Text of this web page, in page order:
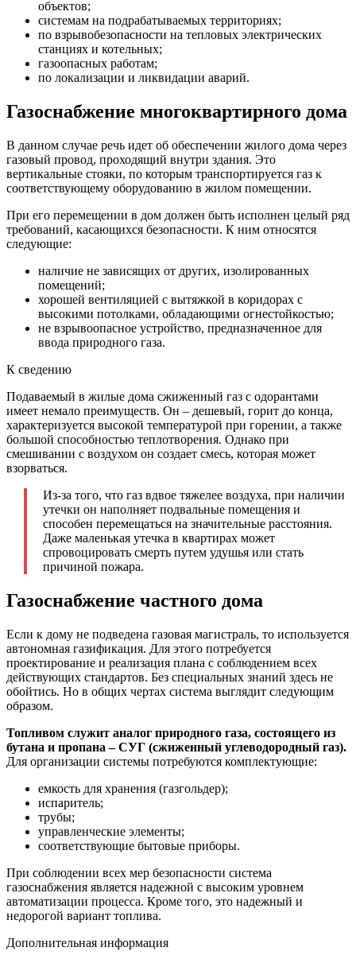
объектов;
системам на подрабатываемых территориях;
по взрывобезопасности на тепловых электрических
станциях и котельных;
газоопасных работам;
по локализации и ликвидации аварий.
Газоснабжение многоквартирного дома
В данном случае речь идет об обеспечении жилого дома через
газовый провод, проходящий внутри здания. Это
вертикальные стояки, по которым транспортируется газ к
соответствующему оборудованию в жилом помещении.
При его перемещении в дом должен быть исполнен целый ряд
требований, касающихся безопасности. К ним относятся
следующие:
наличие не зависящих от других, изолированных
помещений;
хорошей вентиляцией с вытяжкой в коридорах с
высокими потолками, обладающими огнестойкостью;
не взрывоопасное устройство, предназначенное для
ввода природного газа.
К сведению
Подаваемый в жилые дома сжиженный газ с одорантами
имеет немало преимуществ. Он – дешевый, горит до конца,
характеризуется высокой температурой при горении, а также
большой способностью теплотворения. Однако при
смешивании с воздухом он создает смесь, которая может
взорваться.
Из-за того, что газ вдвое тяжелее воздуха, при наличии
утечки он наполняет подвальные помещения и
способен перемещаться на значительные расстояния.
Даже маленькая утечка в квартирах может
спровоцировать смерть путем удушья или стать
причиной пожара.
Газоснабжение частного дома
Если к дому не подведена газовая магистраль, то используется
автономная газификация. Для этого потребуется
проектирование и реализация плана с соблюдением всех
действующих стандартов. Без специальных знаний здесь не
обойтись. Но в общих чертах система выглядит следующим
образом.
Топливом служит аналог природного газа, состоящего из
бутана и пропана – СУГ (сжиженный углеводородный газ).
Для организации системы потребуются комплектующие:
емкость для хранения (газгольдер);
испаритель;
трубы;
управленческие элементы;
соответствующие бытовые приборы.
При соблюдении всех мер безопасности система
газоснабжения является надежной с высоким уровнем
автоматизации процесса. Кроме того, это надежный и
недорогой вариант топлива.
Дополнительная информация